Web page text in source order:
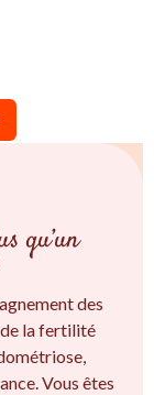
qu’un
des
la fertilité
Vous êtes